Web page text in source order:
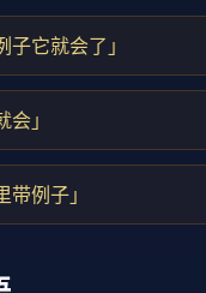
子它就会了」
会」
带例子」